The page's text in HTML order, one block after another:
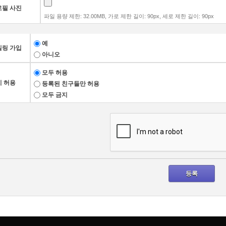
필 사진
파일 용량 제한: 32.00MB, 가로 제한 길이: 90px, 세로 제한 길이: 90px
링 가입
예
아니오
허용
모두 허용
등록된 친구들만 허용
모두 금지